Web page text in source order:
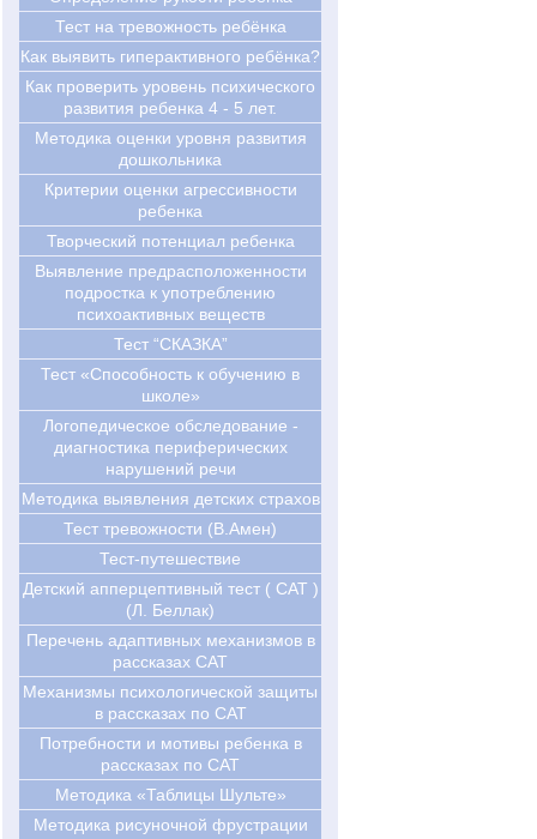
Тест на тревожность ребёнка
Как выявить гиперактивного ребёнка?
Как проверить уровень психического
развития ребенка 4 - 5 лет.
Методика оценки уровня развития
дошкольника
Критерии оценки агрессивности
ребенка
Творческий потенциал ребенка
Выявление предрасположенности
подростка к употреблению
психоактивных веществ
Тест “СКАЗКА”
Тест «Способность к обучению в
школе»
Логопедическое обследование -
диагностика периферических
нарушений речи
Методика выявления детских страхов
Тест тревожности (В.Амен)
Тест-путешествие
Детский апперцептивный тест ( CAT )
(Л. Беллак)
Перечень адаптивных механизмов в
рассказах CAT
Механизмы психологической защиты
в рассказах по САТ
Потребности и мотивы ребенка в
рассказах по САТ
Методика «Таблицы Шульте»
Методика рисуночной фрустрации